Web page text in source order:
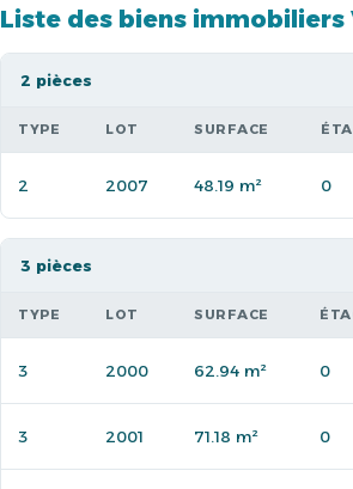
Liste des biens immobiliers
2 pièces
TYPE LOT SURFACE
2 2007 48.19 m² 0
3 pièces
TYPE LOT SURFACE
3 2000 62.94 m² 0
3 2001 71.18 m² 0